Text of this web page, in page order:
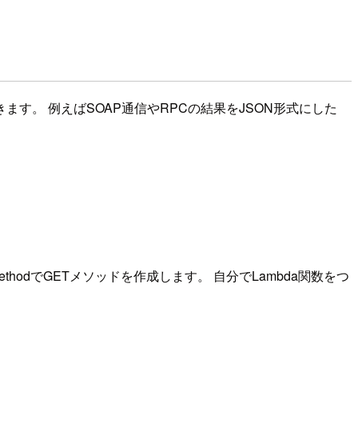
す。 例えばSOAP通信やRPCの結果をJSON形式にした
でGETメソッドを作成します。 自分でLambda関数をつ